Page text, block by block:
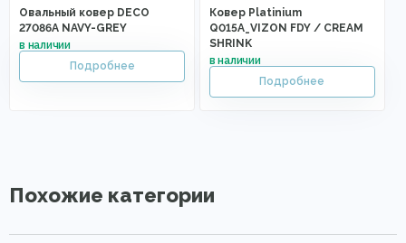
Овальный ковер DECO
27086A NAVY-GREY
Ковер Platinium
Q015A_VIZON FDY / CREAM
SHRINK
Похожие категории